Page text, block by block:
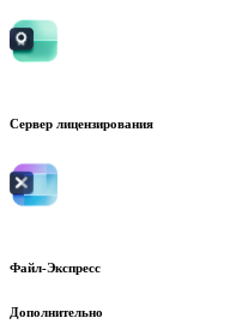
Сервер лицензирования
Файл-Экспресс
Дополнительно